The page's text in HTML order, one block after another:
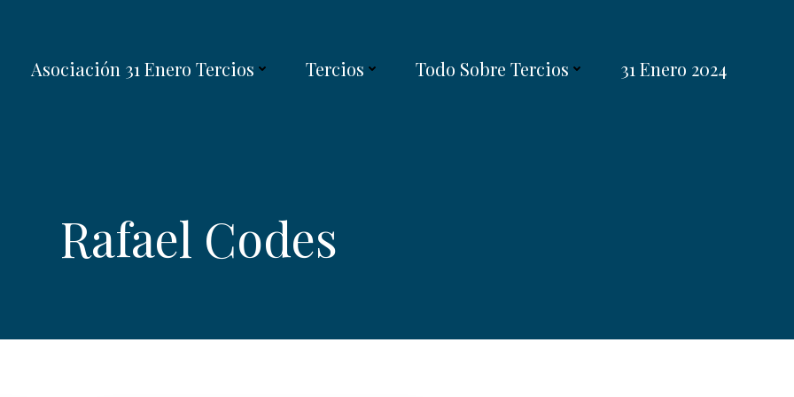
Asociación 31 Enero Tercios Tercios Todo Sobre Tercios 31 Enero 2024
Rafael Codes